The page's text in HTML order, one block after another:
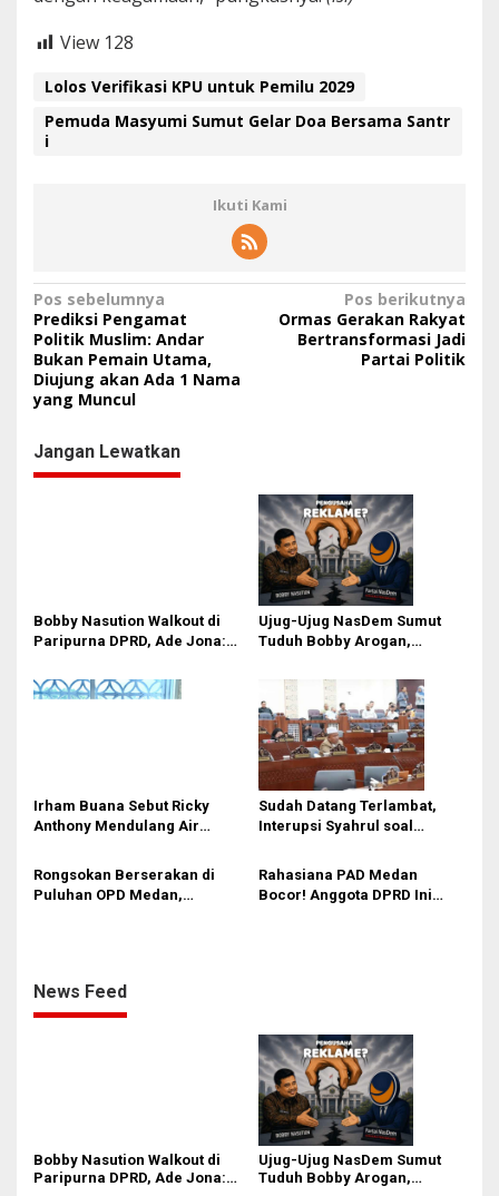
View 128
Lolos Verifikasi KPU untuk Pemilu 2029
Pemuda Masyumi Sumut Gelar Doa Bersama Santr
i
Ikuti Kami
N
a
v
i
a
s
Pos sebelumnya
Prediksi Pengamat
Politik Muslim: Andar
Bukan Pemain Utama,
Diujung akan Ada 1 Nama
yang Muncul
Pos berikutnya
Ormas Gerakan Rakyat
Bertransformasi Jadi
Partai Politik
Jangan Lewatkan
Bobby Nasution Walkout di
Paripurna DPRD, Ade Jona:
Boleh Terbuang Sia-sia
Ujug-Ujug NasDem Sumut
Tuduh Bobby Arogan,
Reklame
Irham Buana Sebut Ricky
Anthony Mendulang Air
Sudah Datang Terlambat,
Interupsi Syahrul soal
Sumut Tak Diakui Fraksi PDIP
Rongsokan Berserakan di
Puluhan OPD Medan,
Rahasiana PAD Medan
Bocor! Anggota DPRD Ini
News Feed
Bobby Nasution Walkout di
Paripurna DPRD, Ade Jona:
Ujug-Ujug NasDem Sumut
Tuduh Bobby Arogan,